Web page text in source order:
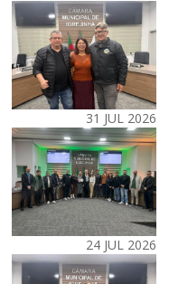
31 JUL 2026
24 JUL 2026